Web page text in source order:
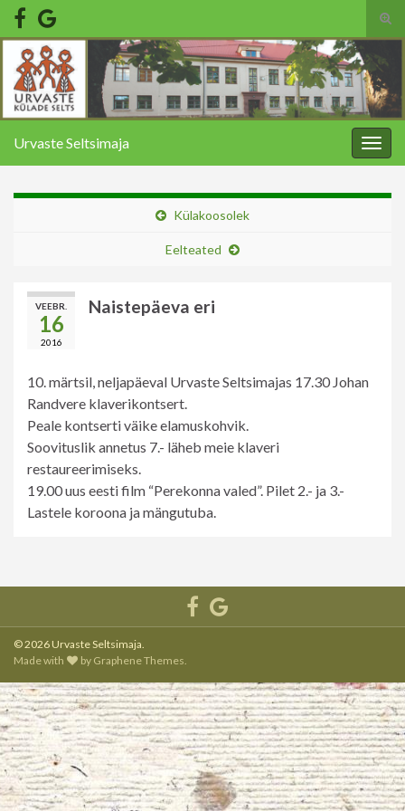
Search for:
Urvaste Seltsimaja
Külakoosolek
Eelteated
VEEBR.
16
2016
Naistepäeva eri
10. märtsil, neljapäeval Urvaste Seltsimajas 17.30 Johan
Randvere klaverikontsert.
Peale kontserti väike elamuskohvik.
Soovituslik annetus 7.- läheb meie klaveri
restaureerimiseks.
19.00 uus eesti film “Perekonna valed”. Pilet 2.- ja 3.-
Lastele koroona ja mängutuba.
© 2026 Urvaste Seltsimaja.
Made with
by Graphene Themes.